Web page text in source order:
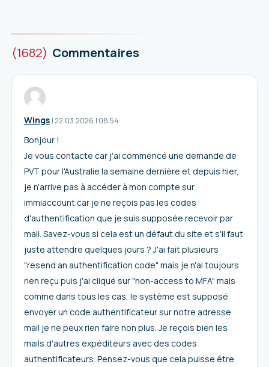
(1682) Commentaires
Wings I22.03.2026 | 08:54
Bonjour !
Je vous contacte car j'ai commencé une demande de
PVT pour l'Australie la semaine dernière et depuis hier,
je n'arrive pas à accéder à mon compte sur
immiaccount car je ne reçois pas les codes
d'authentification que je suis supposée recevoir par
mail. Savez-vous si cela est un défaut du site et s'il faut
juste attendre quelques jours ? J'ai fait plusieurs
"resend an authentification code" mais je n'ai toujours
rien reçu puis j'ai cliqué sur "non-access to MFA" mais
comme dans tous les cas, le système est supposé
envoyer un code authentificateur sur notre adresse
mail je ne peux rien faire non plus. Je reçois bien les
mails d'autres expéditeurs avec des codes
authentificateurs. Pensez-vous que cela puisse être